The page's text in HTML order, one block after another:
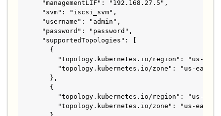
  "managementLIF": "192.168.27.5",
  "svm": "iscsi_svm",
  "username": "admin",
  "password": "password",
  "supportedTopologies": [
    {
"topology.kubernetes.io/region": "us-
"topology.kubernetes.io/zone": "us-east1-
    },
    {
"topology.kubernetes.io/region": "us-
"topology.kubernetes.io/zone": "us-east1-